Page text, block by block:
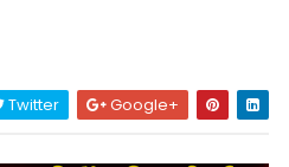
Twitter Google+